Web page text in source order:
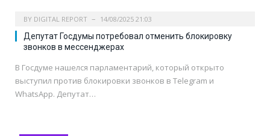
BY DIGITAL REPORT 14/08/2025 21:03
Депутат Госдумы потребовал отменить блокировку
звонков в мессенджерах
В Госдуме нашелся парламентарий, который открыто
выступил против блокировки звонков в Telegram и
WhatsApp. Депутат…